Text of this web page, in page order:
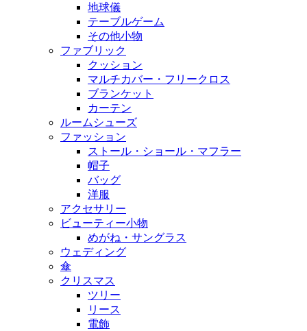
地球儀
テーブルゲーム
その他小物
ファブリック
クッション
マルチカバー・フリークロス
ブランケット
カーテン
ルームシューズ
ファッション
ストール・ショール・マフラー
帽子
バッグ
洋服
アクセサリー
ビューティー小物
めがね・サングラス
ウェディング
傘
クリスマス
ツリー
リース
電飾